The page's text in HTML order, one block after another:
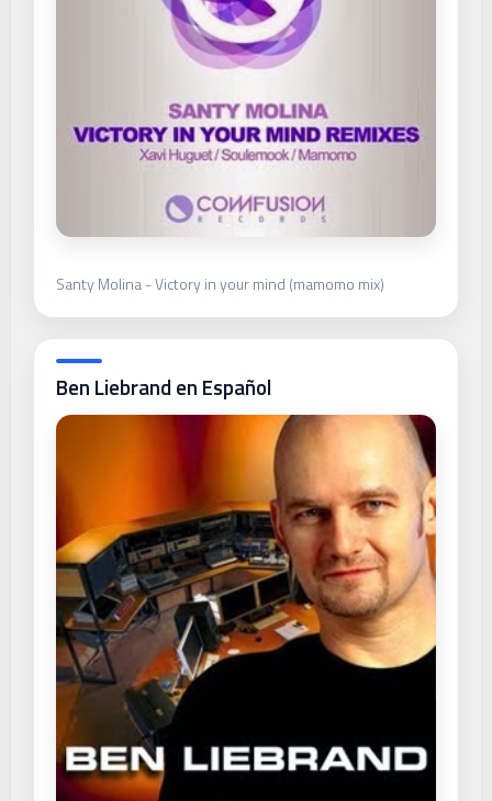
Santy Molina - Victory in your mind (mamomo mix)
Ben Liebrand en Español